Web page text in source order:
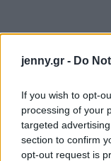
jenny.gr - Do
If you wish to opt-
processing of your
targeted
section to confirm
opt-out request is
Εκτέλεση